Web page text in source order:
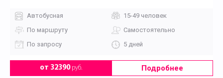
Автобусная
15-49 человек
По маршруту
Самостоятельно
По запросу
5 дней
от 32390руб. Подробнее